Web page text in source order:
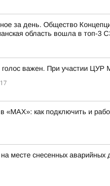
за день. Общество
область вошла в топ-3
важен. При участии ЦУР
«MAX»: как подключить и
на месте снесенных